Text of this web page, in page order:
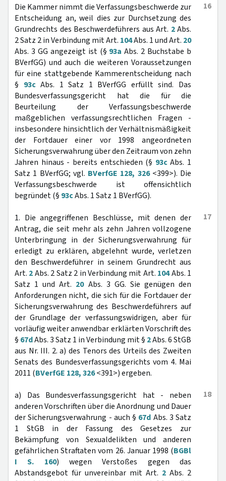
16
Die Kammer nimmt die Verfassungsbeschwerde zur
Entscheidung an, weil dies zur Durchsetzung des
Grundrechts des Beschwerdeführers aus Art. 2Abs.
2 Satz 2 in Verbindung mit Art. 104Abs. 1 und Art. 20
Abs. 3 GG angezeigt ist (§ 93a Abs. 2 Buchstabe b
BVerfGG) und auch die weiteren Voraussetzungen
für eine stattgebende Kammerentscheidung nach
§ 93cAbs. 1 Satz 1 BVerfGG erfüllt sind. Das
Bundesverfassungsgericht hat die für die
Beurteilung der Verfassungsbeschwerde
maßgeblichen verfassungsrechtlichen Fragen -
insbesondere hinsichtlich der Verhältnismäßigkeit
der Fortdauer einer vor 1998 angeordneten
Sicherungsverwahrung über den Zeitraum von zehn
Jahren hinaus - bereits entschieden (§ 93cAbs. 1
Satz 1 BVerfGG; vgl. BVerfGE 128, 326<399>). Die
Verfassungsbeschwerde ist offensichtlich
begründet (§ 93cAbs. 1 Satz 1 BVerfGG).
17
1. Die angegriffenen Beschlüsse, mit denen der
Antrag, die seit mehr als zehn Jahren vollzogene
Unterbringung in der Sicherungsverwahrung für
erledigt zu erklären, abgelehnt wurde, verletzen
den Beschwerdeführer in seinem Grundrecht aus
Art. 2Abs. 2 Satz 2 in Verbindung mit Art. 104Abs. 1
Satz 1 und Art. 20Abs. 3 GG. Sie genügen den
Anforderungen nicht, die sich für die Fortdauer der
Sicherungsverwahrung des Beschwerdeführers auf
der Grundlage der verfassungswidrigen, aber für
vorläufig weiter anwendbar erklärten Vorschrift des
§ 67dAbs. 3 Satz 1 in Verbindung mit § 2Abs. 6 StGB
aus Nr. III. 2. a) des Tenors des Urteils des Zweiten
Senats des Bundesverfassungsgerichts vom 4. Mai
2011 (BVerfGE 128, 326<391>) ergeben.
18
a) Das Bundesverfassungsgericht hat - neben
anderen Vorschriften über die Anordnung und Dauer
der Sicherungsverwahrung - auch § 67d Abs. 3 Satz
1 StGB in der Fassung des Gesetzes zur
Bekämpfung von Sexualdelikten und anderen
gefährlichen Straftaten vom 26. Januar 1998 (BGBl
I S. 160) wegen Verstoßes gegen das
Abstandsgebot für unvereinbar mit Art. 2 Abs. 2